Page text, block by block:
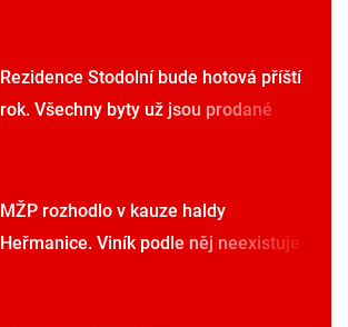
Rezidence Stodolní bude hotová příští
rok. Všechny byty už jsou prodané
MŽP rozhodlo v kauze haldy
Heřmanice. Viník podle něj neexistuje